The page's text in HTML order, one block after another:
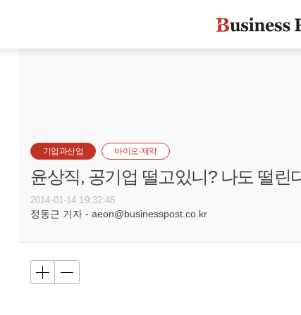
기업과산업 바이오·제약
윤상직, 공기업 떨고있니? 나도 떨린
2014-01-14 19:32:48
정동근 기자 - aeon@businesspost.co.kr